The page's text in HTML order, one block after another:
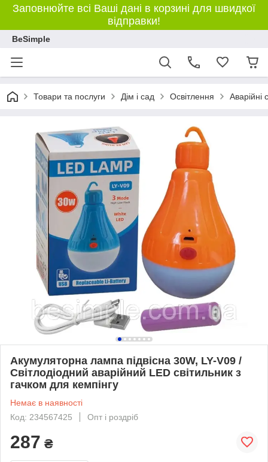
Заповнюйте всі Ваші дані в корзині для швидкої
відправки!
BeSimple
Товари та послуги Дім і сад Освітлення Аварійні
Акумуляторна лампа підвісна 30W, LY-V09 /
Світлодіодний аварійний LED світильник з
гачком для кемпінгу
Немає в наявності
Код: 234567425
Опт і роздріб
287 ₴